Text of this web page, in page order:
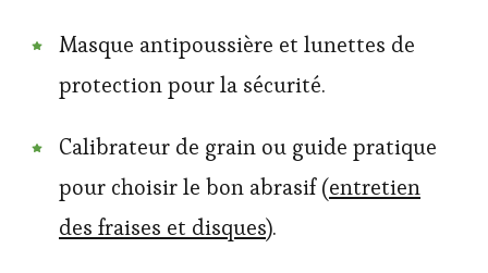
Masque antipoussière et lunettes de
protection pour la sécurité.
Calibrateur de grain ou guide pratique
pour choisir le bon abrasif (entretien
des fraises et disques).